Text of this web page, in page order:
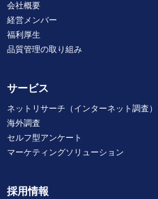
会社概要
経営メンバー
福利厚生
品質管理の取り組み
サービス
ネットリサーチ（インターネット調査）
海外調査
セルフ型アンケート
マーケティングソリューション
採用情報